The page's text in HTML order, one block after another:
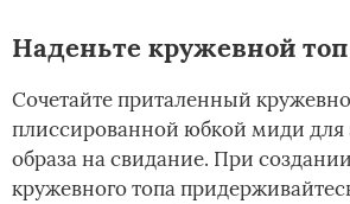
Наденьте кружевной топ
Сочетайте приталенный
плиссированной юбкой миди для
образа на свидание. При
кружевного топа